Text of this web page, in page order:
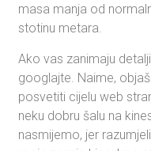
masa manja od
stotinu metara.
Ako vas zanimaju
googlajte. Naime,
posvetiti cijelu web
neku dobru šalu na
nasmijemo, jer